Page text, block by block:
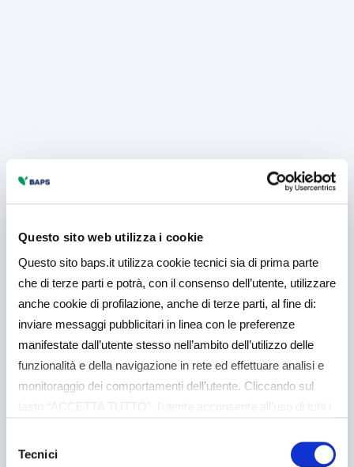
Questo sito web utilizza i cookie
Questo sito baps.it utilizza cookie tecnici sia di prima parte
che di terze parti e potrà, con il consenso dell’utente, utilizzare
anche cookie di profilazione, anche di terze parti, al fine di:
inviare messaggi pubblicitari in linea con le preferenze
manifestate dall’utente stesso nell’ambito dell’utilizzo delle
funzionalità e della navigazione in rete ed effettuare analisi e
monitoraggio dei comportamenti dell’utente. Cliccando sul
tasto “ACCETTA TUTTO”, l’utente acconsente all’uso di tutti i
analitici. Il consenso è facoltativo e può essere revocato in
delTecnici